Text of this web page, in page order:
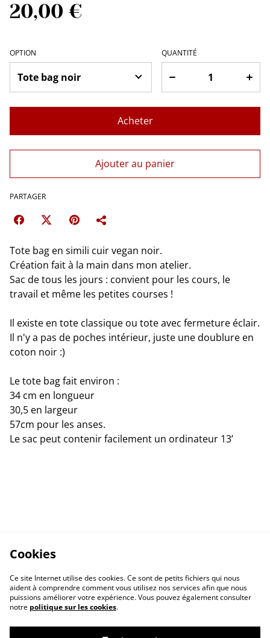
20,00 €
OPTION QUANTITÉ
Acheter
Ajouter au panier
PARTAGER
Tote bag en simili cuir vegan noir.
Création fait à la main dans mon atelier.
Sac de tous les jours : convient pour les cours, le
travail et même les petites courses !
Il existe en tote classique ou tote avec fermeture éclair.
Il n'y a pas de poches intérieur, juste une doublure en
coton noir :)
Le tote bag fait environ :
34 cm en longueur
30,5 en largeur
57cm pour les anses.
Le sac peut contenir facilement un ordinateur 13’
Cookies
Ce site Internet utilise des cookies. Ce sont de petits fichiers qui nous
aident à comprendre comment vous utilisez nos services afin que nous
puissions améliorer votre expérience. Vous pouvez également consulter
notre politique sur les cookies.